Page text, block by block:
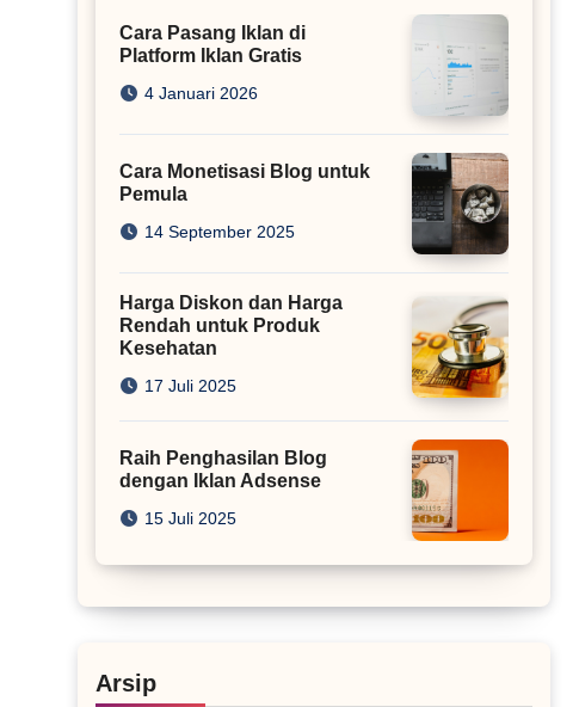
Cara Pasang Iklan di
Platform Iklan Gratis
4 Januari 2026
Cara Monetisasi Blog untuk
Pemula
14 September 2025
Harga Diskon dan Harga
Rendah untuk Produk
Kesehatan
17 Juli 2025
Raih Penghasilan Blog
dengan Iklan Adsense
15 Juli 2025
Arsip